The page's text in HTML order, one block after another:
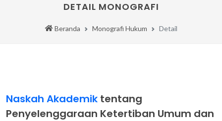
DETAIL MONOGRAFI
Beranda Monografi Hukum Detail
Naskah Akademik tentang
Penyelenggaraan Ketertiban Umum dan